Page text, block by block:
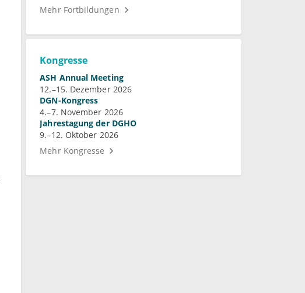
Mehr Fortbildungen
Kongresse
ASH Annual Meeting
12.–15. Dezember 2026
DGN-Kongress
4.–7. November 2026
Jahrestagung der DGHO
9.–12. Oktober 2026
Mehr Kongresse